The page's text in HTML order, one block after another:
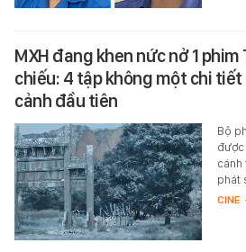
MXH đang khen nức nở 1
chiếu: 4 tập không một chi
cảnh đầu tiên
Bộ
được
cánh
phát
CINE